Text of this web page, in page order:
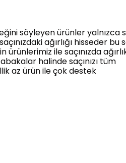
söyleyen ürünler yalnızca
ağırlığı hisseder bu
ile saçınızda
halinde saçınızı tüm
az ürün ile çok destek